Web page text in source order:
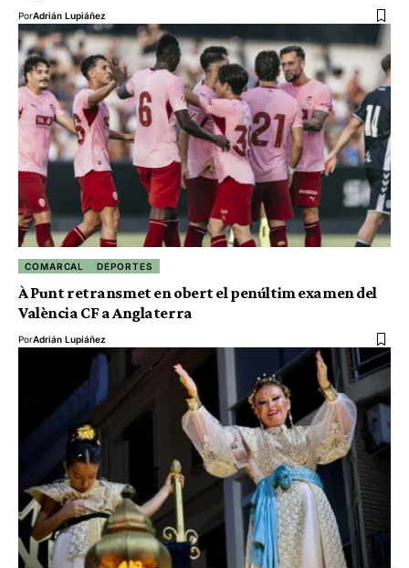
PorAdrián Lupiáñez
COMARCAL DEPORTES
À Punt retransmet en obert el penúltim examen del
València CF a Anglaterra
PorAdrián Lupiáñez